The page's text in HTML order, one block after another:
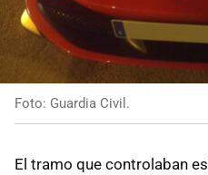
Foto: Guardia Civil.
El tramo que controlaban